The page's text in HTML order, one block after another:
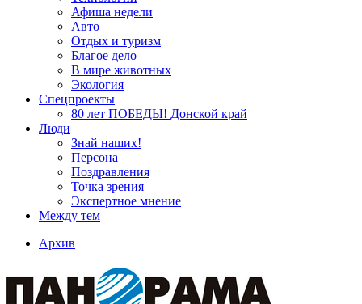
Афиша недели
Авто
Отдых и туризм
Благое дело
В мире животных
Экология
Спецпроекты
80 лет ПОБЕДЫ! Донской край
Люди
Знай наших!
Персона
Поздравления
Точка зрения
Экспертное мнение
Между тем
Архив